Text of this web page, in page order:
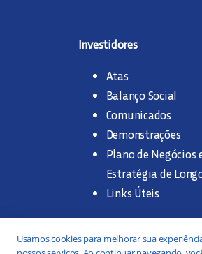
Investidores
Atas
Balanço Social
Comunicados
Demonstrações
Plano de Negócios
Estratégia de
Links Úteis
Trabalhe na SANASA
Usamos cookies para melhorar sua